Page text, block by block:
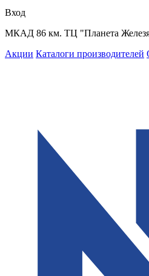
Вход
МКАД 86 км. ТЦ "Планета
Акции Каталоги производителей